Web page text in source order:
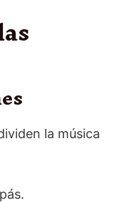
la música